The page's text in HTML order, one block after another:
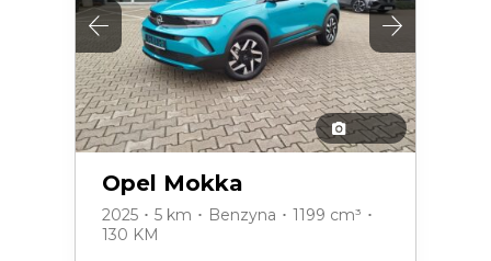
Opel Mokka
2025 ･ 5 km ･ Benzyna ･ 1199 cm³ ･
130 KM